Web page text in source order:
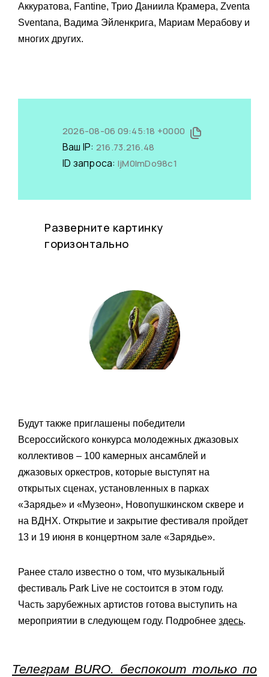
Аккуратова, Fantine, Трио Даниила Крамера, Zventa
Sventana, Вадима Эйленкрига, Мариам Мерабову и
многих других.
Будут также приглашены победители
Всероссийского конкурса молодежных джазовых
коллективов – 100 камерных ансамблей и
джазовых оркестров, которые выступят на
открытых сценах, установленных в парках
«Зарядье» и «Музеон», Новопушкинском сквере и
на ВДНХ. Открытие и закрытие фестиваля пройдет
13 и 19 июня в концертном зале «Зарядье».
Ранее стало известно о том, что музыкальный
фестиваль Park Live не состоится в этом году.
Часть зарубежных артистов готова выступить на
мероприятии в следующем году. Подробнее здесь.
Телеграм BURO. беспокоит только по